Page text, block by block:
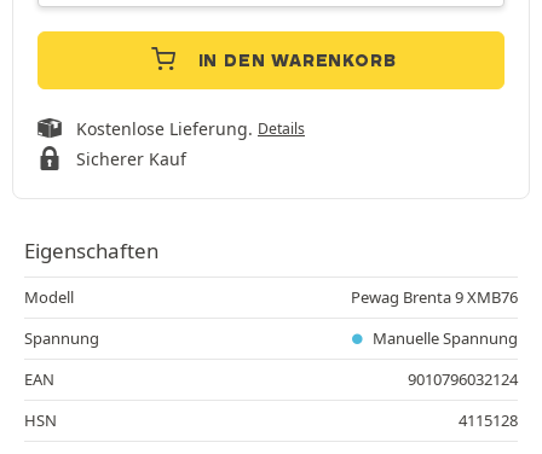
IN DEN WARENKORB
Kostenlose Lieferung. Details
Sicherer Kauf
Eigenschaften
Modell
Pewag Brenta 9 XMB76
Spannung
Manuelle Spannung
EAN
9010796032124
HSN
4115128